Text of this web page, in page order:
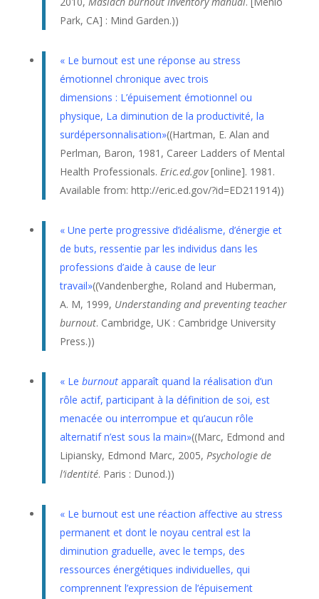
Park, CA] : Mind Garden.))
« Le burnoutest une réponse au stress
émotionnel chronique avec trois
dimensions : L’épuisement émotionnel ou
physique, La diminution de la productivité, la
surdépersonnalisation»((Hartman, E. Alan and
Perlman, Baron, 1981, Career Ladders of Mental
Health Professionals. Eric.ed.gov[online]. 1981.
Available from: http://eric.ed.gov/?id=ED211914))
« Une perte progressive d’idéalisme, d’énergie et
de buts, ressentie par les individus dans les
professions d’aide à cause de leur
travail»((Vandenberghe, Roland and Huberman,
A. M, 1999, Understanding and preventing teacher
burnout. Cambridge, UK : Cambridge University
Press.))
« Le burnoutapparaît quand la réalisation d’un
rôle actif, participant à la définition de soi, est
menacée ou interrompue et qu’aucun rôle
alternatif n’est sous la main»((Marc, Edmond and
Lipiansky, Edmond Marc, 2005, Psychologie de
l’identité. Paris : Dunod.))
« Le burnoutest une réaction affective au stress
permanent et dont le noyau central est la
diminution graduelle, avec le temps, des
ressources énergétiques individuelles, qui
comprennent l’expression de l’épuisement